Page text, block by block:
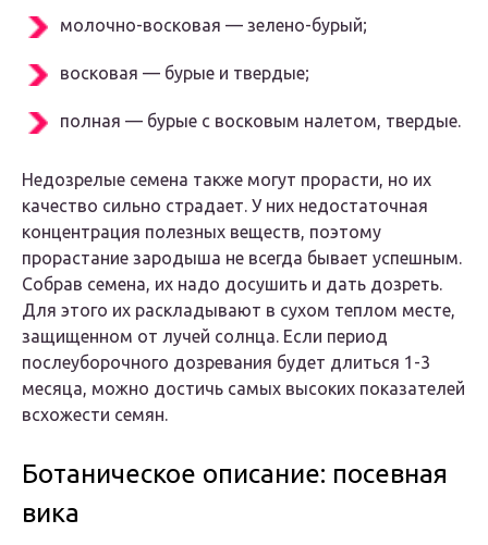
молочно-восковая — зелено-бурый;
восковая — бурые и твердые;
полная — бурые с восковым налетом, твердые.
Недозрелые семена также могут прорасти, но их
качество сильно страдает. У них недостаточная
концентрация полезных веществ, поэтому
прорастание зародыша не всегда бывает успешным.
Собрав семена, их надо досушить и дать дозреть.
Для этого их раскладывают в сухом теплом месте,
защищенном от лучей солнца. Если период
послеуборочного дозревания будет длиться 1-3
месяца, можно достичь самых высоких показателей
всхожести семян.
Ботаническое описание: посевная
вика